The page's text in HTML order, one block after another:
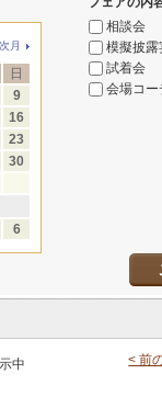
次月
日
9
16
23
30
6
相談会
模擬披露
試着会
会場コー
中 < 前